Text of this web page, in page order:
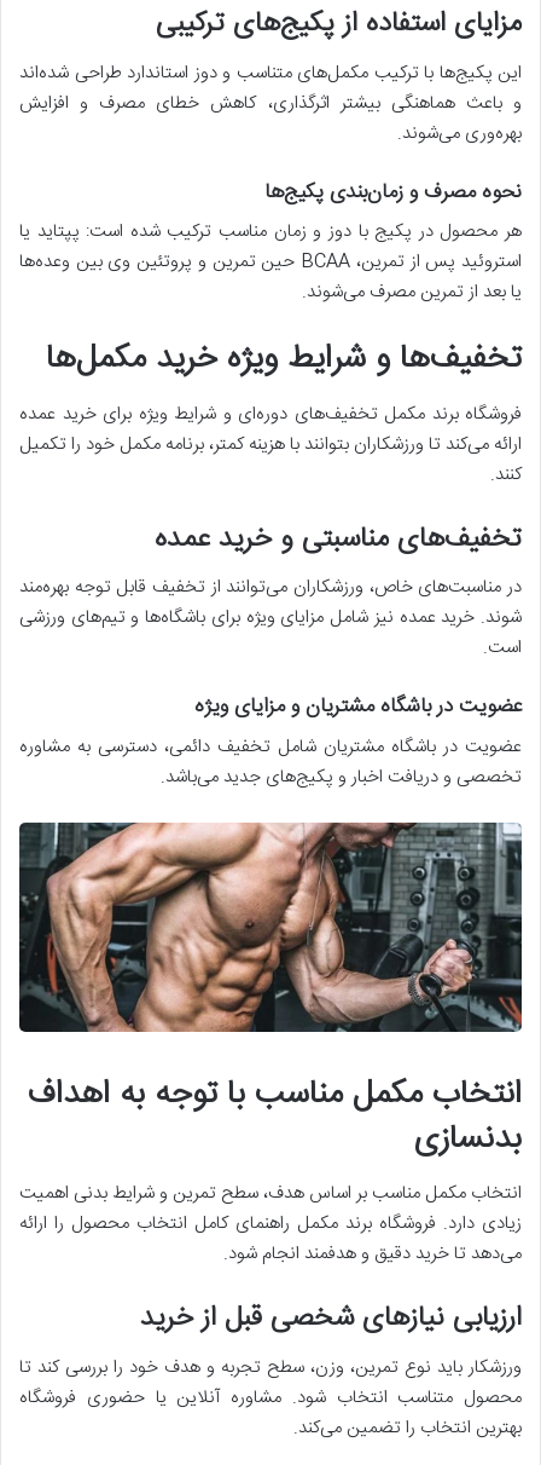
مزایای استفاده از پکیج‌های ترکیبی
این پکیج‌ها با ترکیب مکمل‌های متناسب و دوز استاندارد طراحی شده‌اند
و باعث هماهنگی بیشتر اثرگذاری، کاهش خطای مصرف و افزایش
بهره‌وری می‌شوند.
نحوه مصرف و زمان‌بندی پکیج‌ها
هر محصول در پکیج با دوز و زمان مناسب ترکیب شده است: پپتاید یا
استروئید پس از تمرین، BCAA حین تمرین و پروتئین وی بین وعده‌ها
یا بعد از تمرین مصرف می‌شوند.
تخفیف‌ها و شرایط ویژه خرید مکمل‌ها
فروشگاه برند مکمل تخفیف‌های دوره‌ای و شرایط ویژه برای خرید عمده
ارائه می‌کند تا ورزشکاران بتوانند با هزینه کمتر، برنامه مکمل خود را تکمیل
کنند.
تخفیف‌های مناسبتی و خرید عمده
در مناسبت‌های خاص، ورزشکاران می‌توانند از تخفیف قابل توجه بهره‌مند
شوند. خرید عمده نیز شامل مزایای ویژه برای باشگاه‌ها و تیم‌های ورزشی
است.
عضویت در باشگاه مشتریان و مزایای ویژه
عضویت در باشگاه مشتریان شامل تخفیف دائمی، دسترسی به مشاوره
تخصصی و دریافت اخبار و پکیج‌های جدید می‌باشد.
انتخاب مکمل مناسب با توجه به اهداف
بدنسازی
انتخاب مکمل مناسب بر اساس هدف، سطح تمرین و شرایط بدنی اهمیت
زیادی دارد. فروشگاه برند مکمل راهنمای کامل انتخاب محصول را ارائه
می‌دهد تا خرید دقیق و هدفمند انجام شود.
ارزیابی نیازهای شخصی قبل از خرید
ورزشکار باید نوع تمرین، وزن، سطح تجربه و هدف خود را بررسی کند تا
محصول متناسب انتخاب شود. مشاوره آنلاین یا حضوری فروشگاه
بهترین انتخاب را تضمین می‌کند.